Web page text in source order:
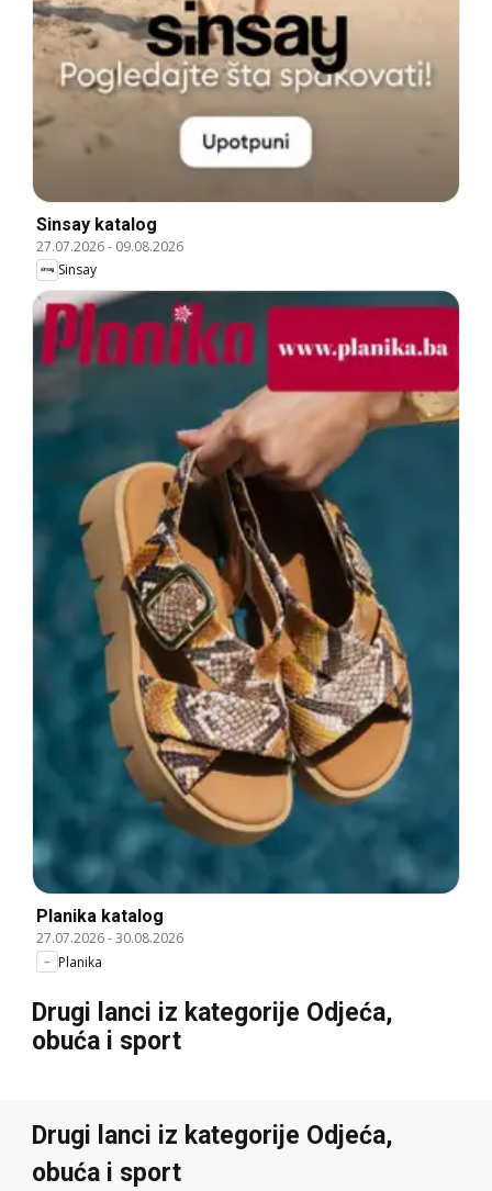
Sinsay katalog
27.07.2026- 09.08.2026
Sinsay
Planika katalog
27.07.2026-30.08.2026
Planika
Drugi lanci iz kategorije Odjeća,
obuća i sport
Drugi lanci iz kategorije Odjeća,
obuća i sport